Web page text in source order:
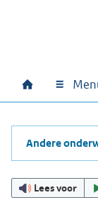
Hoofdnavigatie
Home
Andere
Lees voor